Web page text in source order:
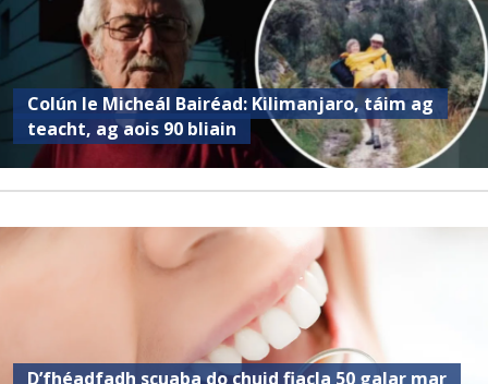
Colún le Micheál Bairéad: Kilimanjaro, táim ag
teacht, ag aois 90 bliain
D’fhéadfadh scuaba do chuid fiacla 50 galar mar